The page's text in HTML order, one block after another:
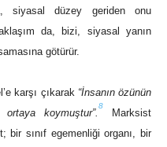
siyasal düzey geriden onu
da, bizi, siyasal yanın
götürür.
karşı çıkarak “İnsanın özünün
koymuştur”.
8
Marksist
bir sınıf egemenliği organı, bir